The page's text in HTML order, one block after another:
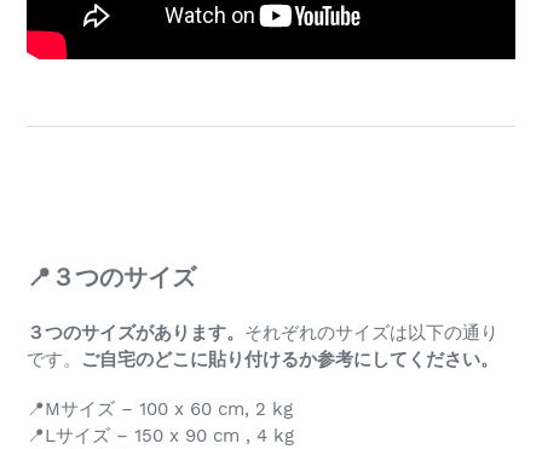
📍３つのサイズ
３つのサイズがあります。 それぞれのサイズは以下の通り
です。 ご自宅のどこに貼り付けるか参考にしてください。
📍Mサイズ – 100 x 60 cm, 2 kg
📍Lサイズ – 150 x 90 cm , 4 kg